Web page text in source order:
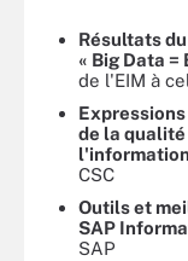
Résultats
« Big Data =
de l'EIM à
de la qualité
CSC
Outils et
SAP
SAP